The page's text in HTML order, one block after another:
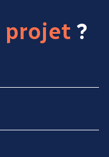
projet ?